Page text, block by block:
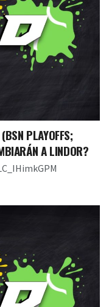
PLAYOFFS;
A LINDOR?